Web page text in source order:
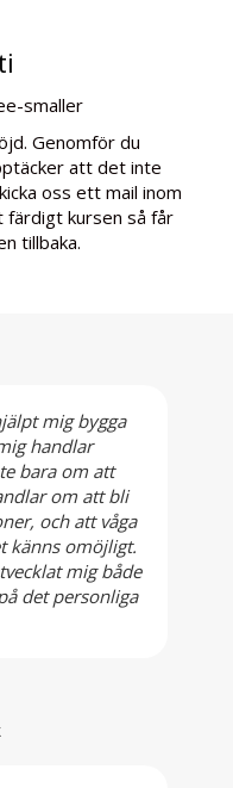
Genomför du
att det inte
oss ett mail inom
kursen så får
tillbaka.
mig bygga
handlar
bara om att
om att bli
och att våga
känns omöjligt.
mig både
det personliga